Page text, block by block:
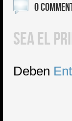
0
SEA EL
Deben